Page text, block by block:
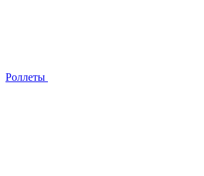
Роллеты